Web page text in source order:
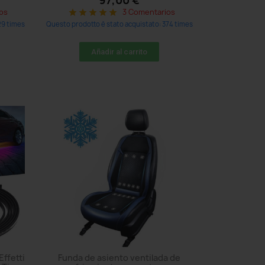
times
star star star star star 3 Comentarios
Questo prodotto è stato acquistato: 374 times
Añadir al carrito
Funda de asiento ventilada de